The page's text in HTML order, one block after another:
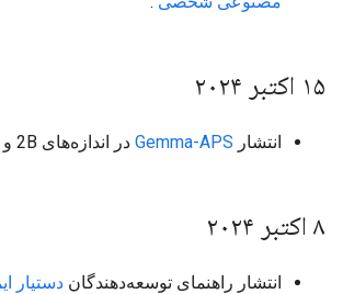
۱۵ اکتبر ۲۰۲۴
انتشار Gemma-APS در اندازه‌های 2B و 7B.
۸ اکتبر ۲۰۲۴
انتشار راهنمای توسعه‌دهندگان دستیار